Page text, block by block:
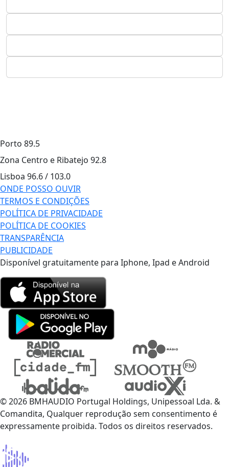
Porto 89.5
Zona Centro e Ribatejo 92.8
Lisboa 96.6 / 103.0
ONDE POSSO OUVIR
TERMOS E CONDIÇÕES
POLÍTICA DE PRIVACIDADE
POLÍTICA DE COOKIES
TRANSPARÊNCIA
PUBLICIDADE
Disponível gratuitamente para Iphone, Ipad e Android
© 2026 BMHAUDIO Portugal Holdings, Unipessoal Lda. &
Comandita, Qualquer reprodução sem consentimento é
expressamente proibida. Todos os direitos reservados.